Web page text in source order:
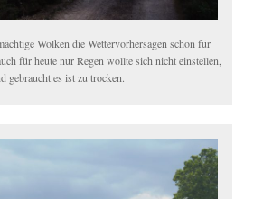
Wolken die Wettervorhersagen schon für
für heute nur Regen wollte sich nicht einstellen,
gebraucht es ist zu trocken.